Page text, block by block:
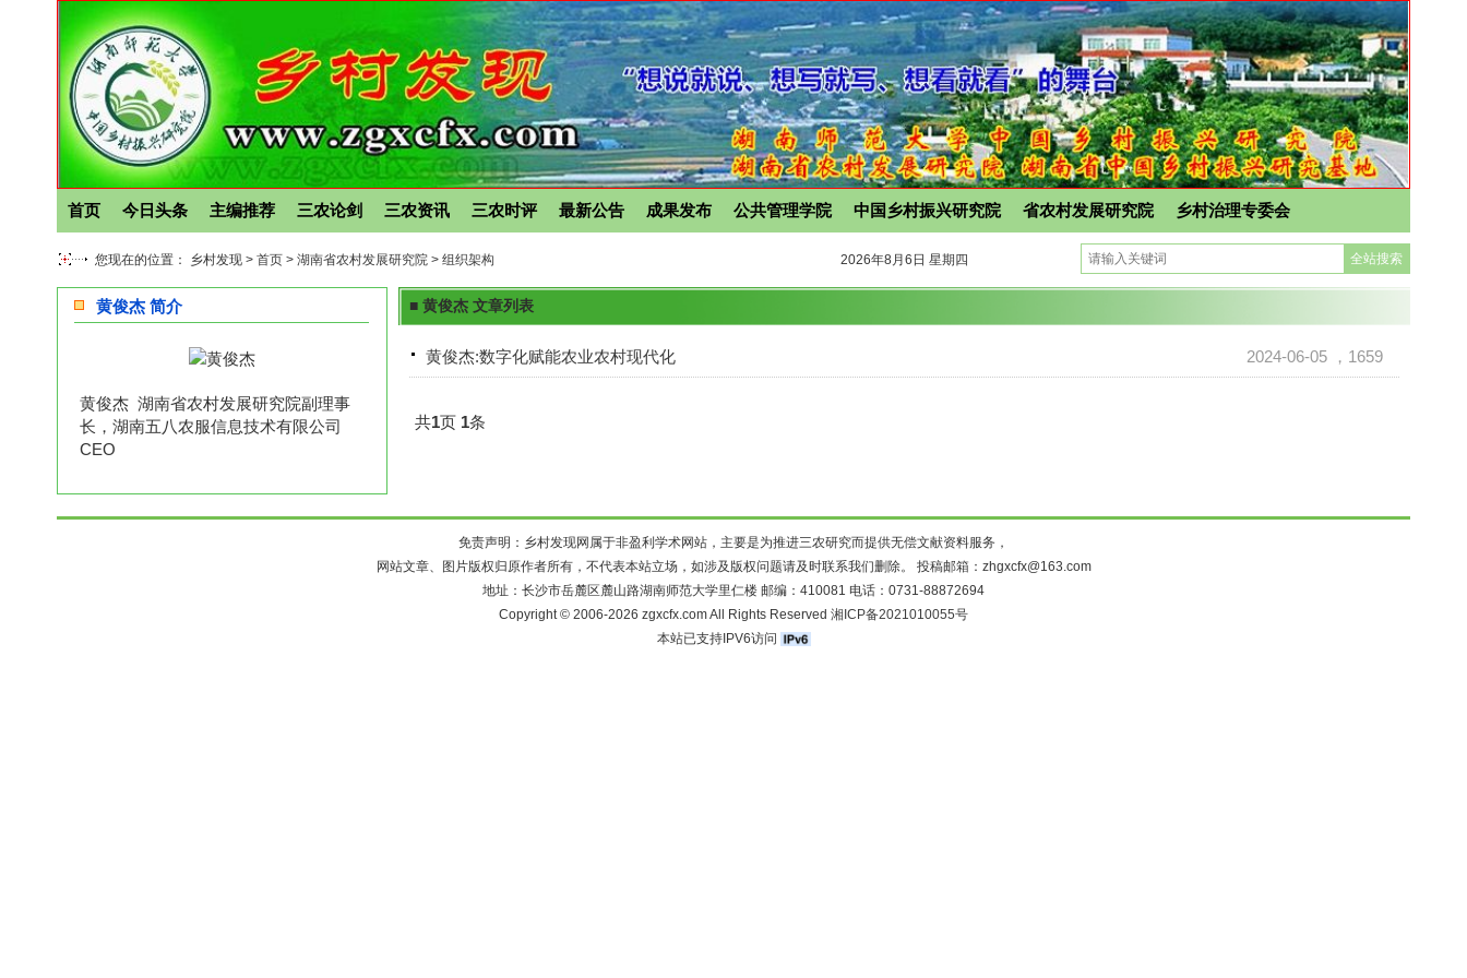
首页 今日头条 主编推荐 三农论剑 三农资讯 三农时评 最新公告 成果发布 公共管理学院 中国乡村振兴研究院 省农村发展研究院 乡村治理专委会
您现在的位置： 乡村发现 > 首页 > 湖南省农村发展研究院 > 组织架构 2026年8月6日 星期四
黄俊杰 简介
黄俊杰 湖南省农村发展研究院副理事
长，湖南五八农服信息技术有限公司
CEO
■ 黄俊杰 文章列表
黄俊杰:数字化赋能农业农村现代化 2024-06-05 ，1659
共1页 1条
免责声明：乡村发现网属于非盈利学术网站，主要是为推进三农研究而提供无偿文献资料服务，
网站文章、图片版权归原作者所有，不代表本站立场，如涉及版权问题请及时联系我们删除。 投稿邮箱： zhgxcfx@163.com
地址：长沙市岳麓区麓山路湖南师范大学里仁楼 邮编：410081 电话：0731-88872694
Copyright © 2006-2026 zgxcfx.com All Rights Reserved 湘ICP备2021010055号
本站已支持IPV6访问